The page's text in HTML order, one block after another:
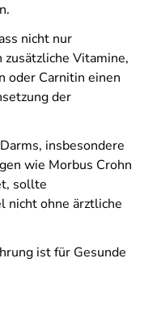
nicht nur
Vitamine,
oder Carnitin einen
der
insbesondere
wie Morbus Crohn
sollte
nicht ohne ärztliche
ist für Gesunde